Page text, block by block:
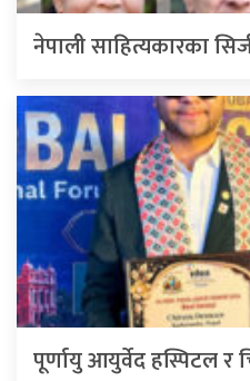
नेपाली साहित्यकारका
पूर्णायु आयुर्वेद हस्पिटल